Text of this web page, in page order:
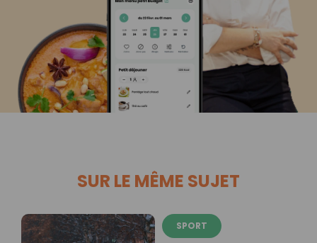
SUR LE MÊME SUJET
SPORT